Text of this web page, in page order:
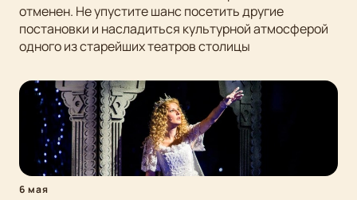
отменен. Не упустите шанс посетить другие
постановки и насладиться культурной атмосферой
одного из старейших театров столицы
6 мая